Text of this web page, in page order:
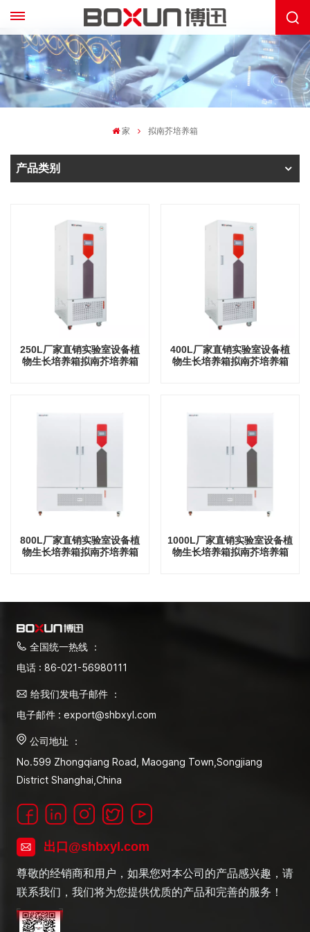
家 拟南芥培养箱
产品类别
250L厂家直销实验室设备植
物生长培养箱拟南芥培养箱
400L厂家直销实验室设备植
物生长培养箱拟南芥培养箱
800L厂家直销实验室设备植
物生长培养箱拟南芥培养箱
1000L厂家直销实验室设备植
物生长培养箱拟南芥培养箱
全国统一热线 ：
电话 : 86-021-56980111
给我们发电子邮件 ：
电子邮件 : export@shbxyl.com
公司地址 ：
No.599 Zhongqiang Road, Maogang Town,Songjiang
District Shanghai,China
出口@shbxyl.com
尊敬的经销商和用户，如果您对本公司的产品感兴趣，请
联系我们，我们将为您提供优质的产品和完善的服务！